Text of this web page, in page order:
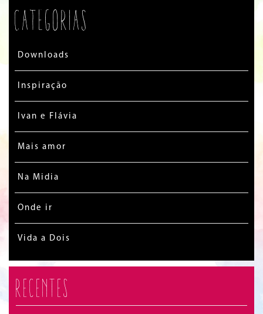
Categorias
Downloads
Inspiração
Ivan e Flávia
Mais amor
Na Midia
Onde ir
Vida a Dois
Recentes